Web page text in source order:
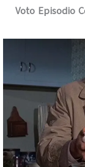
Voto Episodio